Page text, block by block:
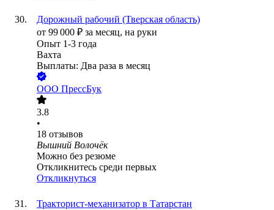
Дорожный рабочий (Тверская область)
от 99 000 ₽ за месяц, на руки
Опыт 1-3 года
Вахта
Выплаты: Два раза в месяц
ООО ПрессБук
3.8
•
18 отзывов
Вышний Волочёк
Можно без резюме
Откликнитесь среди первых
Откликнуться
Тракторист-механизатор в Татарстан